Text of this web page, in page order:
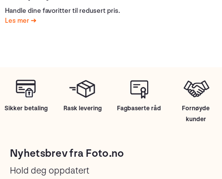
Handle dine favoritter til redusert pris.
Les mer
Sikker betaling Rask levering Fagbaserte råd
Fornøyde
kunder
Nyhetsbrev fra Foto.no
Hold deg oppdatert